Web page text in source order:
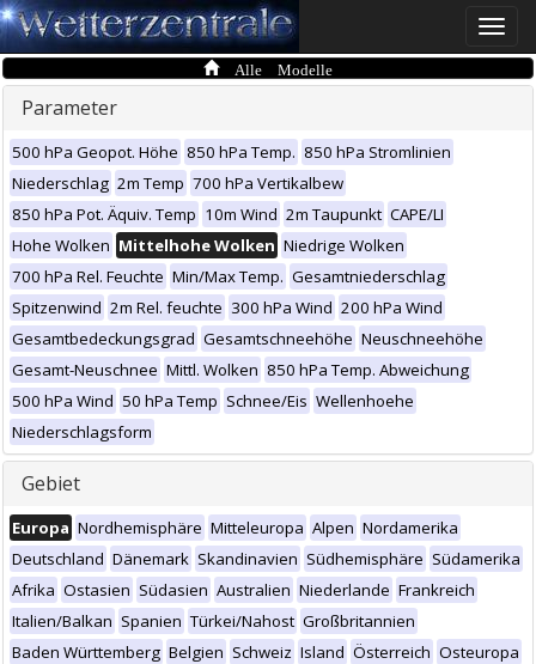
Toggle
Alle Modelle
Parameter
500 hPa Geopot. Höhe 850 hPa Temp. 850 hPa Stromlinien
Niederschlag 2m Temp 700 hPa Vertikalbew
850 hPa Pot. Äquiv. Temp 10m Wind 2m Taupunkt CAPE/LI
Hohe Wolken Mittelhohe Wolken Niedrige Wolken
700 hPa Rel. Feuchte Min/Max Temp. Gesamtniederschlag
Spitzenwind 2m Rel. feuchte 300 hPa Wind 200 hPa Wind
Gesamtbedeckungsgrad Gesamtschneehöhe Neuschneehöhe
Gesamt-Neuschnee Mittl. Wolken 850 hPa Temp. Abweichung
500 hPa Wind 50 hPa Temp Schnee/Eis Wellenhoehe
Niederschlagsform
Gebiet
Europa Nordhemisphäre Mitteleuropa Alpen Nordamerika
Deutschland Dänemark Skandinavien Südhemisphäre Südamerika
Afrika Ostasien Südasien Australien Niederlande Frankreich
Italien/Balkan Spanien Türkei/Nahost Großbritannien
Baden Württemberg Belgien Schweiz Island Österreich Osteuropa